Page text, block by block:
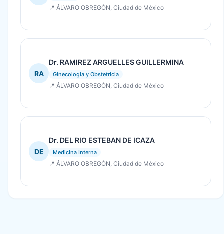
📍 ÁLVARO OBREGÓN, Ciudad de México
RA
Dr. RAMIREZ ARGUELLES GUILLERMINA
Ginecologia y Obstetricia
📍 ÁLVARO OBREGÓN, Ciudad de México
DE
Dr. DEL RIO ESTEBAN DE ICAZA
Medicina Interna
📍 ÁLVARO OBREGÓN, Ciudad de México